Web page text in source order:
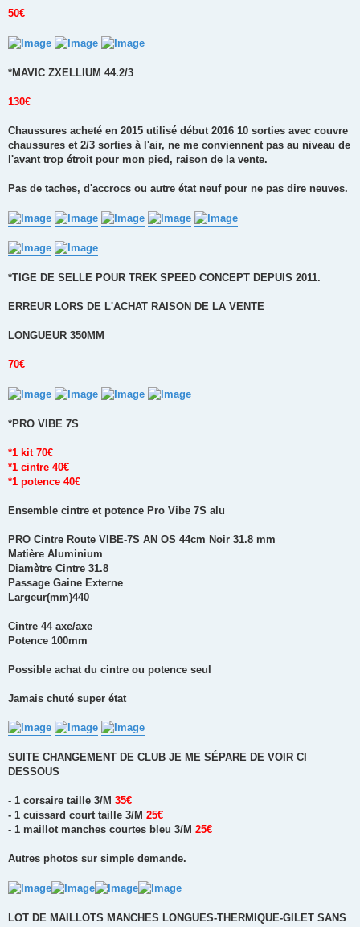
o
u
50€
*MAVIC ZXELLIUM 44.2/3
130€
Chaussures acheté en 2015 utilisé début 2016 10 sorties avec couvre
chaussures et 2/3 sorties à l'air, ne me conviennent pas au niveau de
l'avant trop étroit pour mon pied, raison de la vente.
Pas de taches, d'accrocs ou autre état neuf pour ne pas dire neuves.
*TIGE DE SELLE POUR TREK SPEED CONCEPT DEPUIS 2011.
ERREUR LORS DE L'ACHAT RAISON DE LA VENTE
LONGUEUR 350MM
70€
*PRO VIBE 7S
*1 kit 70€
*1 cintre 40€
*1 potence 40€
Ensemble cintre et potence Pro Vibe 7S alu
PRO Cintre Route VIBE-7S AN OS 44cm Noir 31.8 mm
Matière Aluminium
Diamètre Cintre 31.8
Passage Gaine Externe
Largeur(mm)440
Cintre 44 axe/axe
Potence 100mm
Possible achat du cintre ou potence seul
Jamais chuté super état
SUITE CHANGEMENT DE CLUB JE ME SÉPARE DE VOIR CI
DESSOUS
- 1 corsaire taille 3/M 35€
- 1 cuissard court taille 3/M 25€
- 1 maillot manches courtes bleu 3/M 25€
Autres photos sur simple demande.
LOT DE MAILLOTS MANCHES LONGUES-THERMIQUE-GILET SANS